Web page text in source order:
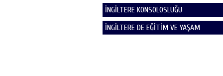
İNGİLTERE KONSOLOSLUĞU
İNGİLTERE DE EĞİTİM VE YAŞAM